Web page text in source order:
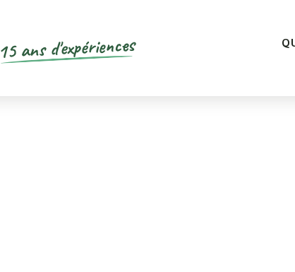
15 ans d'expériences